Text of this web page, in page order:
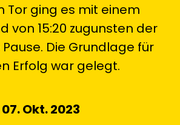
Tor ging es mit einem
von 15:20 zugunsten der
Die Grundlage für
Erfolg war gelegt.
Okt. 2023